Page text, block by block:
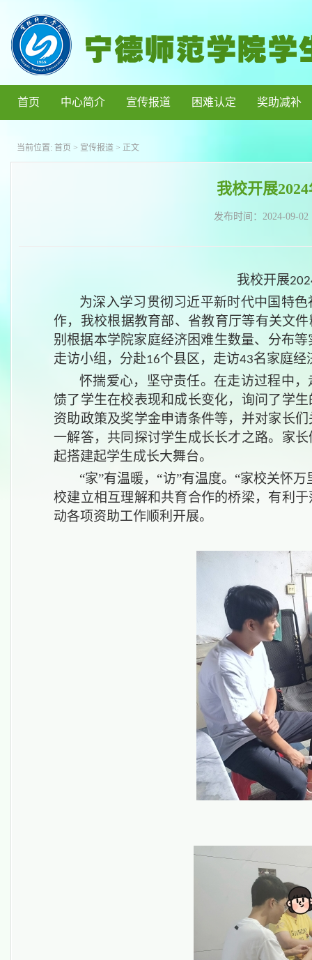
首页 中心简介 宣传报道 困难认定 奖助减补
当前位置: 首页 > 宣传报道 > 正文
我校开展
发布时间：2024-09-02
我校开展
为深入学习贯彻习近平新时代中国特
作，我校根据教育部、省教育厅等有关文
别根据本学院家庭经济困难生数量、分布
走访小组，分赴16个县区，走访43名家庭经
怀揣爱心，坚守责任。在走访过程中
馈了学生在校表现和成长变化，询问了学
资助政策及奖学金申请条件等，并对家长
一解答，共同探讨学生成长长才之路。家
起搭建起学生成长大舞台。
“家”有温暖，“访”有温度。“家校关怀
校建立相互理解和共育合作的桥梁，有利
动各项资助工作顺利开展。